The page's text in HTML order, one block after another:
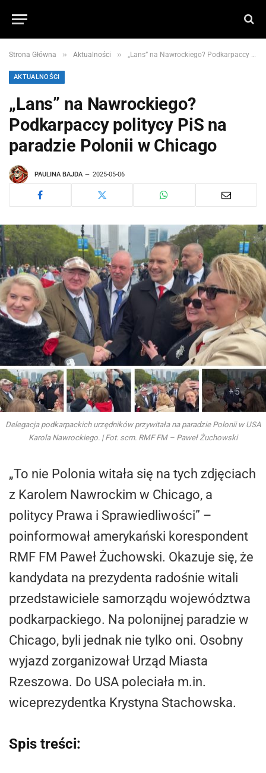
Strona Główna » Aktualności » „Lans” na Nawrockiego? Podkarpaccy politycy PiS na paradzie Polonii w Chicago
AKTUALNOŚCI
„Lans” na Nawrockiego?
Podkarpaccy politycy PiS na
paradzie Polonii w Chicago
PAULINA BAJDA 2025-05-06
Delegacja podkarpackich urzędników przywitała na paradzie Polonii w USA
Karola Nawrockiego. | Fot. scrn. RMF FM – Paweł Żuchowski
„To nie Polonia witała się na tych zdjęciach
z Karolem Nawrockim w Chicago, a
politycy Prawa i Sprawiedliwości” –
poinformował amerykański korespondent
RMF FM Paweł Żuchowski. Okazuje się, że
kandydata na prezydenta radośnie witali
przedstawiciele samorządu województwa
podkarpackiego. Na polonijnej paradzie w
Chicago, byli jednak nie tylko oni. Osobny
wyjazd zorganizował Urząd Miasta
Rzeszowa. Do USA poleciała m.in.
wiceprezydentka Krystyna Stachowska.
Spis treści: